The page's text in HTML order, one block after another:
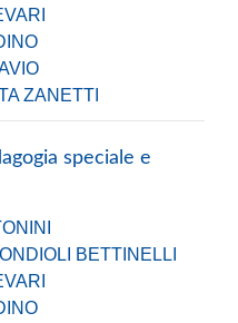
ZANETTI
speciale e
BETTINELLI